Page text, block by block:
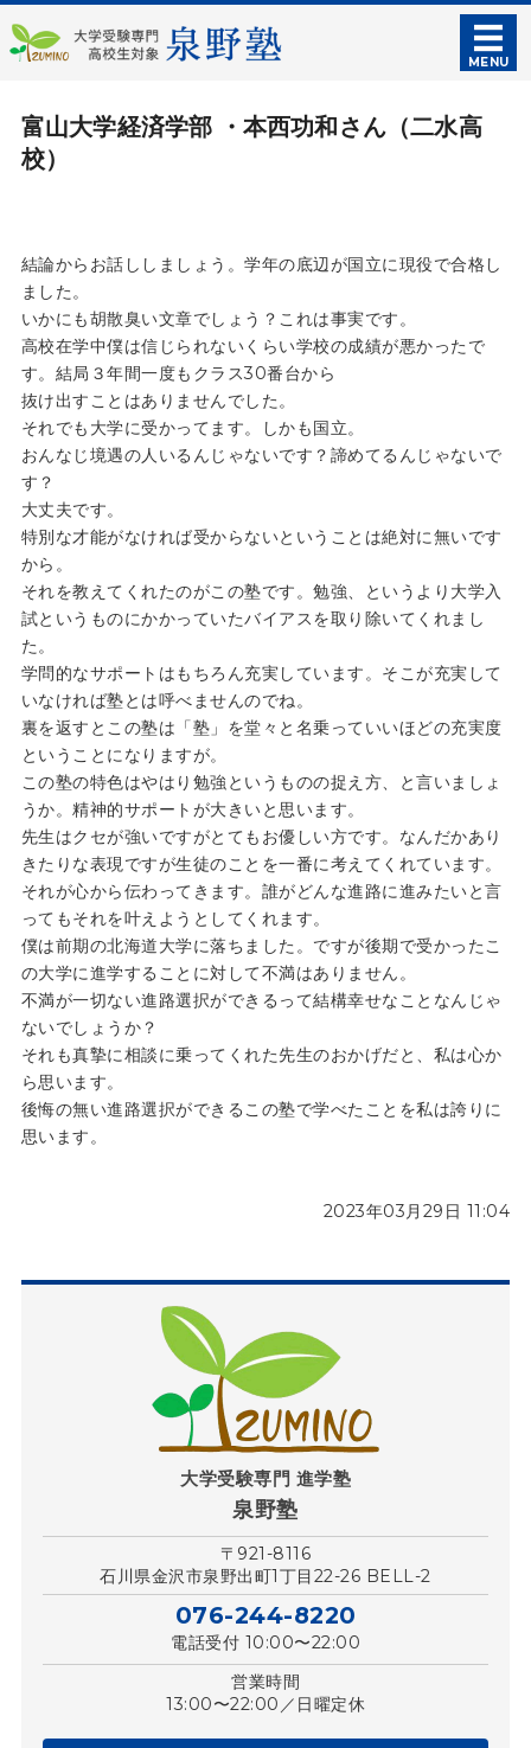
泉野塾｜大学受
MENU
授業・料金案内
塾概要
お問い合わせ
富山大学経済学部 ・本西功和さん（二水高
校）
結論からお話ししましょう。学年の底辺が国立に現役で合格し
ました。
いかにも胡散臭い文章でしょう？これは事実です。
高校在学中僕は信じられないくらい学校の成績が悪かったで
す。結局３年間一度もクラス30番台から
抜け出すことはありませんでした。
それでも大学に受かってます。しかも国立。
おんなじ境遇の人いるんじゃないです？諦めてるんじゃないで
す？
大丈夫です。
特別な才能がなければ受からないということは絶対に無いです
から。
それを教えてくれたのがこの塾です。勉強、というより大学入
試というものにかかっていたバイアスを取り除いてくれまし
た。
学問的なサポートはもちろん充実しています。そこが充実して
いなければ塾とは呼べませんのでね。
裏を返すとこの塾は「塾」を堂々と名乗っていいほどの充実度
ということになりますが。
この塾の特色はやはり勉強というものの捉え方、と言いましょ
うか。精神的サポートが大きいと思います。
先生はクセが強いですがとてもお優しい方です。なんだかあり
きたりな表現ですが生徒のことを一番に考えてくれています。
それが心から伝わってきます。誰がどんな進路に進みたいと言
ってもそれを叶えようとしてくれます。
僕は前期の北海道大学に落ちました。ですが後期で受かったこ
の大学に進学することに対して不満はありません。
不満が一切ない進路選択ができるって結構幸せなことなんじゃ
ないでしょうか？
それも真摯に相談に乗ってくれた先生のおかげだと、私は心か
ら思います。
後悔の無い進路選択ができるこの塾で学べたことを私は誇りに
思います。
2023年03月29日 11:04
大学受験専門 進学塾
泉野塾
〒921-8116
石川県金沢市泉野出町1丁目22-26 BELL-2
076-244-8220
電話受付 10:00〜22:00
営業時間
13:00〜22:00／日曜定休